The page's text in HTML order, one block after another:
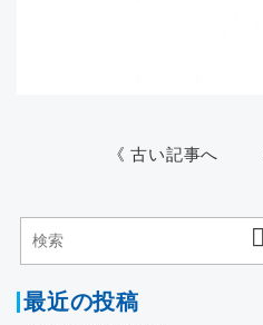
《 古い記事へ
最近の投稿